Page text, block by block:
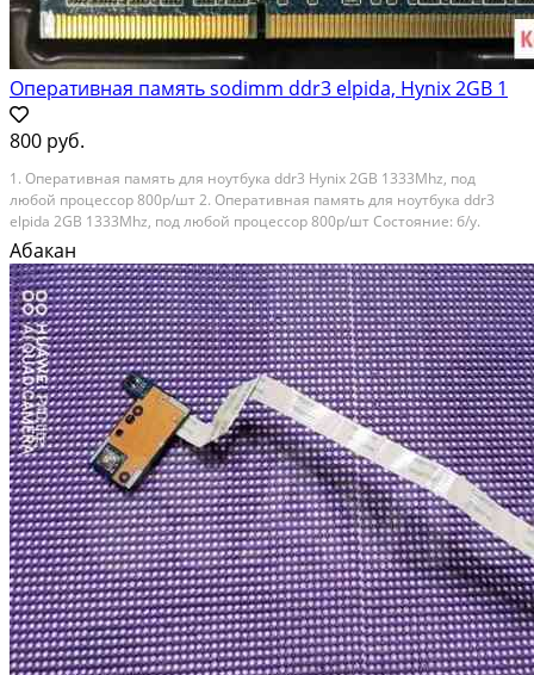
Оперативная память sodimm ddr3 elpida, Hynix 2GB 1
800 руб.
1. Оперативная память для ноутбука ddr3 Hynix 2GB 1333Mhz, под
любой процессор 800р/шт 2. Оперативная память для ноутбука ddr3
elpida 2GB 1333Mhz, под любой процессор 800р/шт Состояние: б/у.
Абакан